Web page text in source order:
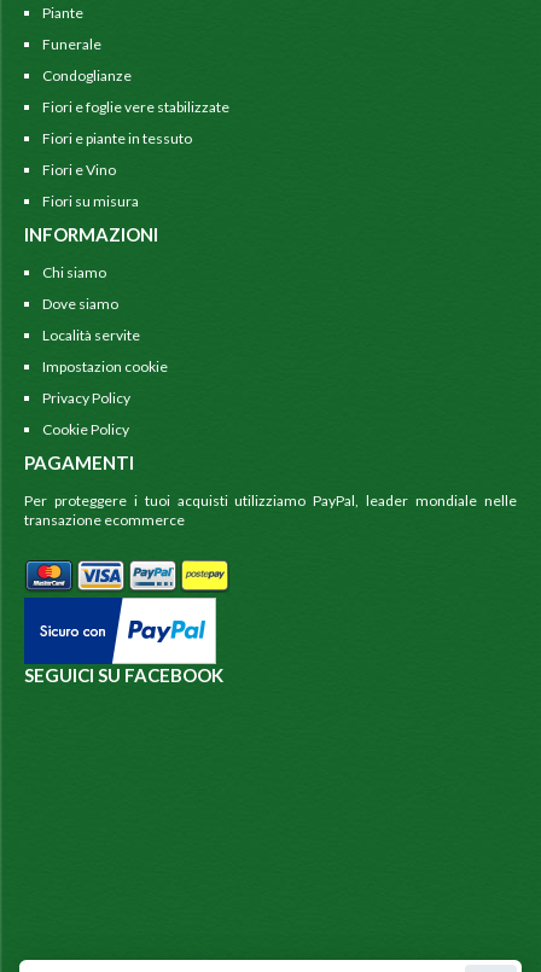
Piante
Funerale
Condoglianze
Fiori e foglie vere stabilizzate
Fiori e piante in tessuto
Fiori e Vino
Fiori su misura
INFORMAZIONI
Chi siamo
Dove siamo
Località servite
Impostazion cookie
Privacy Policy
Cookie Policy
PAGAMENTI
Per proteggere i tuoi acquisti utilizziamo PayPal, leader mondiale nelle
transazione ecommerce
SEGUICI SU FACEBOOK